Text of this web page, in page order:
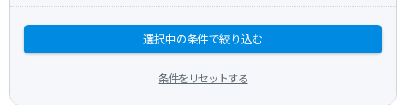
選択中の条件で絞り込む
条件をリセットする